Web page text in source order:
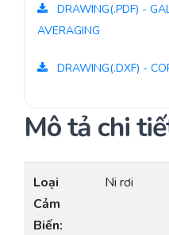
DRAWING(.PDF) -
AVERAGING
DRAWING(.DXF) -
Mô tả chi
Loại
Cảm
Biến:
Ni rơi